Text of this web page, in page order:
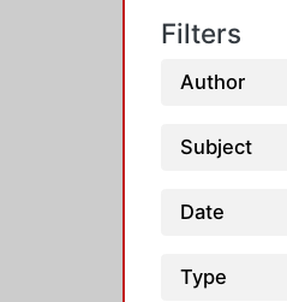
Filters
Author
Subject
Date
Type